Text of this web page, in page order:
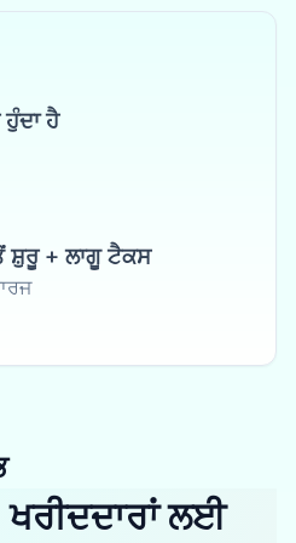
ਹੁੰਦਾ ਹੈ
ਸ਼ੁਰੂ + ਲਾਗੂ ਟੈਕਸ
ਖਰੀਦਦਾਰਾਂ ਲਈ